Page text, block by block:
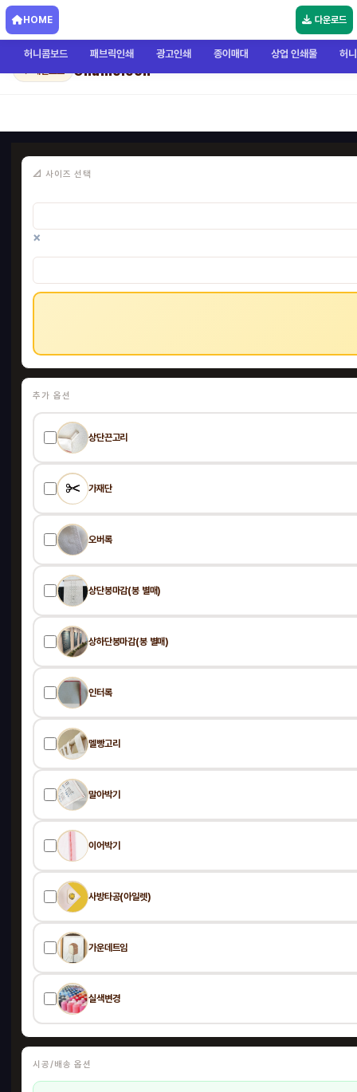
HOME 다운로드
허니콤보드 패브릭인쇄 광고인쇄 종이매대 상업 인쇄물 허
전시부
← 메인으로 Chameleon
📐 사이즈 선택
×
추가 옵션
상단끈고리
가재단
오버록
상단봉마감(봉 별매)
상하단봉마감(봉 별매)
인터록
멜빵고리
말아박기
이어박기
사방타공(아일렛)
가운데트임
실색변경
시공/배송 옵션